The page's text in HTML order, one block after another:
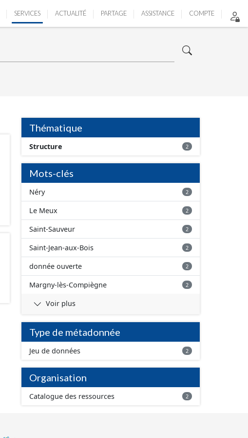
SERVICES ACTUALITÉ PARTAGE ASSISTANCE COMPTE
Thématique
Structure 2
Mots-clés
Néry 2
Le Meux 2
Saint-Sauveur 2
Saint-Jean-aux-Bois 2
donnée ouverte 2
Margny-lès-Compiègne 2
Voir plus
Type de métadonnée
Jeu de données 2
Organisation
Catalogue des ressources 2